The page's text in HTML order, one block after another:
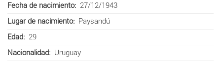
Fecha de nacimiento
27/12/1943
Lugar de nacimiento
Paysandú
Edad
29
Nacionalidad
Uruguay